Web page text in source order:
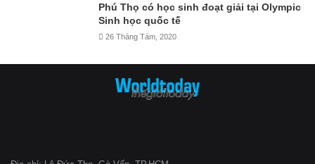
Phú Thọ có học sinh đoạt giải tại Olympic
Sinh học quốc tế
26 Tháng Tám, 2020